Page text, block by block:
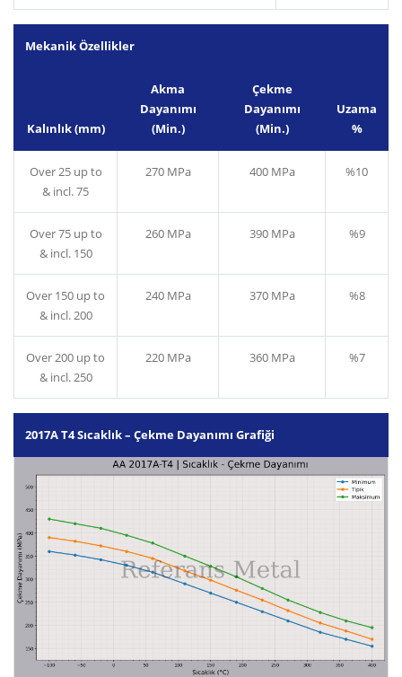
Mekanik Özellikler
Kalınlık (mm)
Akma
Dayanımı
(Min.)
Çekme
Dayanımı
(Min.)
Uzama
%
Over 25 up to
& incl. 75
270 MPa 400 MPa %10
Over 75 up to
& incl. 150
260 MPa 390 MPa %9
Over 150 up to
& incl. 200
240 MPa 370 MPa %8
Over 200 up to
& incl. 250
220 MPa 360 MPa %7
2017A T4 Sıcaklık – Çekme Dayanımı Grafiği